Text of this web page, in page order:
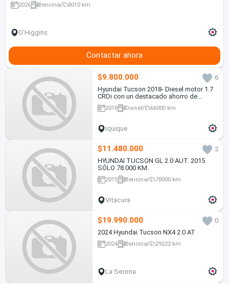
2026 Bencina 8010 km
O'Higgins
Contactar ahora
$9.800.000
6
Hyundai Tucson 2018- Diesel motor 1.7
CRDi con un destacado ahorro de
combustible, en Excelente estado
2018 Diesel 66000 km
Iquique
$11.480.000
2
HYUNDAI TUCSON GL 2.0 AUT. 2015
SÓLO 78.000 KM.
2015 Bencina 78000 km
Vitacura
$19.990.000
0
2024 Hyundai Tucson NX4 2.0 AT
2024 Bencina 29222 km
La Serena